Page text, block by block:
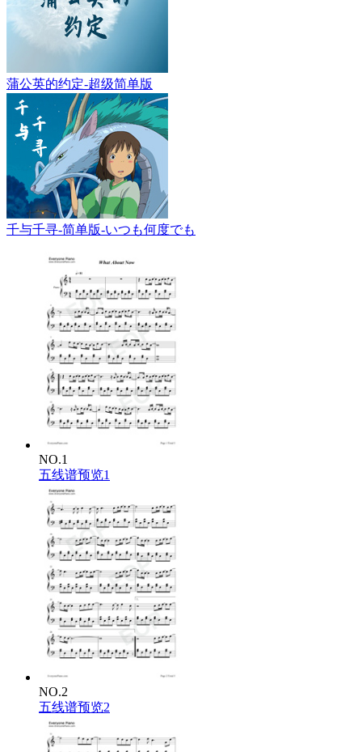
蒲公英的约定-超级简单版
千与千寻-简单版-いつも何度でも
NO.1
五线谱预览1
NO.2
五线谱预览2